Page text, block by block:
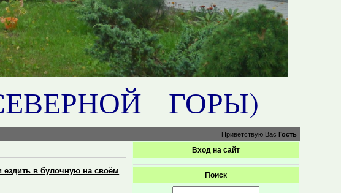
ГОРЫ)
Приветствую Вас Гость
в булочную на своём
Вход на сайт
Поиск